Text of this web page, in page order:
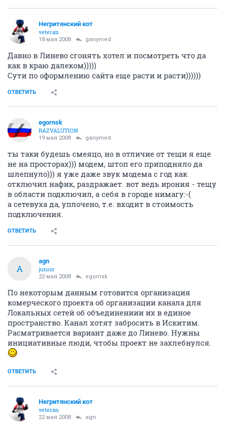
Негритянский кот
veteran
18 мая 2008 ganymed
Давно в Линево сгонять хотел и посмотреть что да
как в краю далеком)))))
Сути по оформлению сайта еще расти и расти))))))
ОТВЕТИТЬ
egornsk
RAZVALUTION
19 мая 2008 ganymed
ты таки будешь смеяцо, но в отличие от тещи я еще
не на просторах))) модем, штоп его приподняло да
шлепнуло))) я уже даже звук модема с год как
отключил нафик, раздражает. вот ведь ирония - тещу
в области подключил, а себя в городе нимагу:-(
а сетевуха да, уплочено, т.е. входит в стоимость
подключения.
ОТВЕТИТЬ
A
agn
junior
22 мая 2008 egornsk
По некоторым данным готовится организация
комерческого проекта об организации канала для
Локальных сетей об объединениии их в единое
пространство. Канал хотят забросить в Искитим.
Расматривается вариант даже до Линево. Нужны
инициативные люди, чтобы проект не захлебнулся.
ОТВЕТИТЬ
Негритянский кот
veteran
22 мая 2008 agn